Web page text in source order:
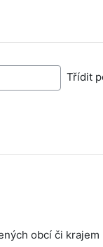
Třídit
obcí či krajem